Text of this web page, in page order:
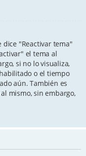
dice "Reactivar tema"
el tema al
si no lo visualiza,
o el tiempo
aún. También es
mismo, sin embargo,